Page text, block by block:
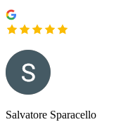
Salvatore Sparacello